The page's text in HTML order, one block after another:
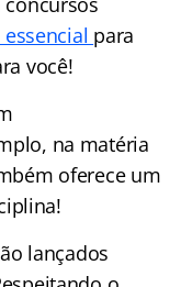
para
você!
na matéria
oferece um
lançados